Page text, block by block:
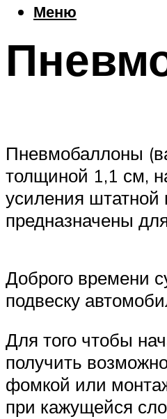
Меню
Пневмобаллоны
толщиной 1,1 см,
усиления штатной
предназначены
Доброго времени
подвеску
Для того чтобы
получить
фомкой или
при кажущейся